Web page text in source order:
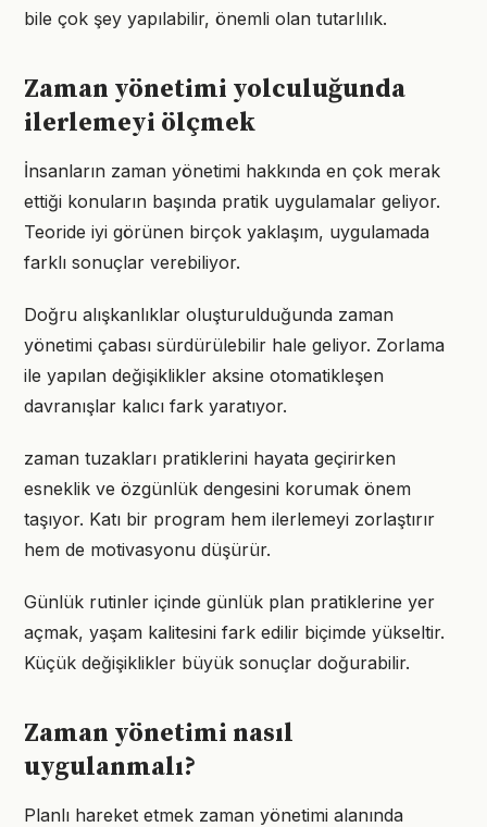
bile çok şey yapılabilir, önemli olan tutarlılık.
Zaman yönetimi yolculuğunda
ilerlemeyi ölçmek
İnsanların zaman yönetimi hakkında en çok merak
ettiği konuların başında pratik uygulamalar geliyor.
Teoride iyi görünen birçok yaklaşım, uygulamada
farklı sonuçlar verebiliyor.
Doğru alışkanlıklar oluşturulduğunda zaman
yönetimi çabası sürdürülebilir hale geliyor. Zorlama
ile yapılan değişiklikler aksine otomatikleşen
davranışlar kalıcı fark yaratıyor.
zaman tuzakları pratiklerini hayata geçirirken
esneklik ve özgünlük dengesini korumak önem
taşıyor. Katı bir program hem ilerlemeyi zorlaştırır
hem de motivasyonu düşürür.
Günlük rutinler içinde günlük plan pratiklerine yer
açmak, yaşam kalitesini fark edilir biçimde yükseltir.
Küçük değişiklikler büyük sonuçlar doğurabilir.
Zaman yönetimi nasıl
uygulanmalı?
Planlı hareket etmek zaman yönetimi alanında